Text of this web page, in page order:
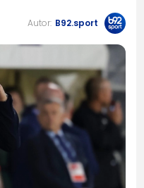
Autor: B92.sport